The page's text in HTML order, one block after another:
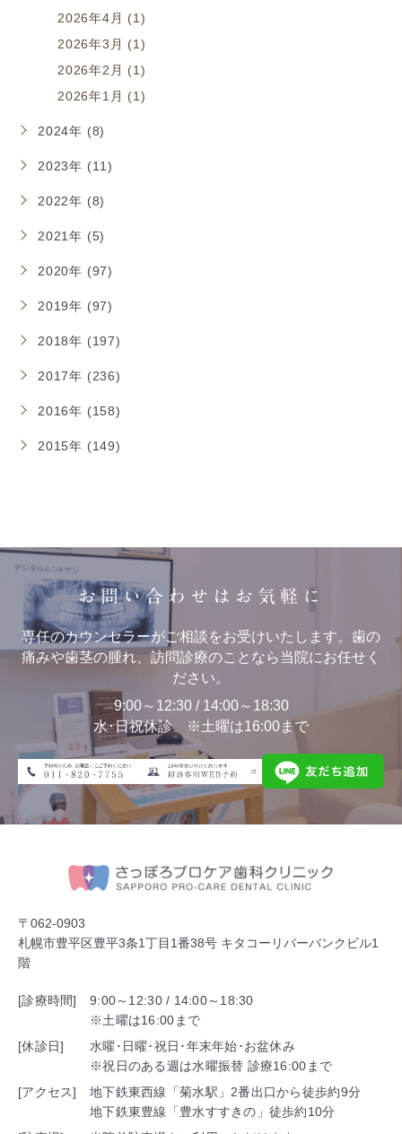
2026年4月 (1)
2026年3月 (1)
2026年2月 (1)
2026年1月 (1)
2024年 (8)
2023年 (11)
2022年 (8)
2021年 (5)
2020年 (97)
2019年 (97)
2018年 (197)
2017年 (236)
2016年 (158)
2015年 (149)
お問い合わせはお気軽に
専任のカウンセラーがご相談をお受けいたします。歯の
痛みや歯茎の腫れ、訪問診療のことなら当院にお任せく
ださい。
9:00～12:30 / 14:00～18:30
水･日祝休診 ※土曜は16:00まで
〒062-0903
札幌市豊平区豊平3条1丁目1番38号 キタコーリバーバンクビル1
階
[診療時間]
9:00～12:30 / 14:00～18:30
※土曜は16:00まで
[休診日]
水曜･日曜･祝日･年末年始･お盆休み
※祝日のある週は水曜振替 診療16:00まで
[アクセス]
地下鉄東西線「菊水駅」2番出口から徒歩約9分
地下鉄東豊線「豊水すすきの」徒歩約10分